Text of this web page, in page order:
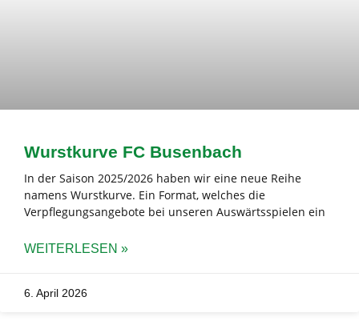
Wurstkurve FC Busenbach
In der Saison 2025/2026 haben wir eine neue Reihe
namens Wurstkurve. Ein Format, welches die
Verpflegungsangebote bei unseren Auswärtsspielen ein
WEITERLESEN »
6. April 2026